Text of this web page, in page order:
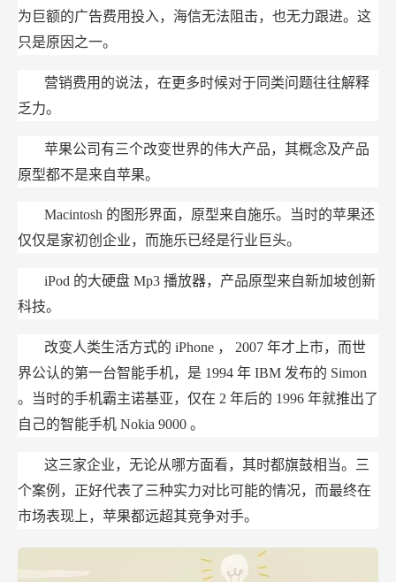
为巨额的广告费用投入，海信无法阻击，也无力跟进。这
只是原因之一。
营销费用的说法，在更多时候对于同类问题往往解释
乏力。
苹果公司有三个改变世界的伟大产品，其概念及产品
原型都不是来自苹果。
Macintosh 的图形界面，原型来自施乐。当时的苹果还
仅仅是家初创企业，而施乐已经是行业巨头。
iPod 的大硬盘 Mp3 播放器，产品原型来自新加坡创新
科技。
改变人类生活方式的 iPhone ， 2007 年才上市，而世
界公认的第一台智能手机，是 1994 年 IBM 发布的 Simon
。当时的手机霸主诺基亚，仅在 2 年后的 1996 年就推出了
自己的智能手机 Nokia 9000 。
这三家企业，无论从哪方面看，其时都旗鼓相当。三
个案例，正好代表了三种实力对比可能的情况，而最终在
市场表现上，苹果都远超其竞争对手。